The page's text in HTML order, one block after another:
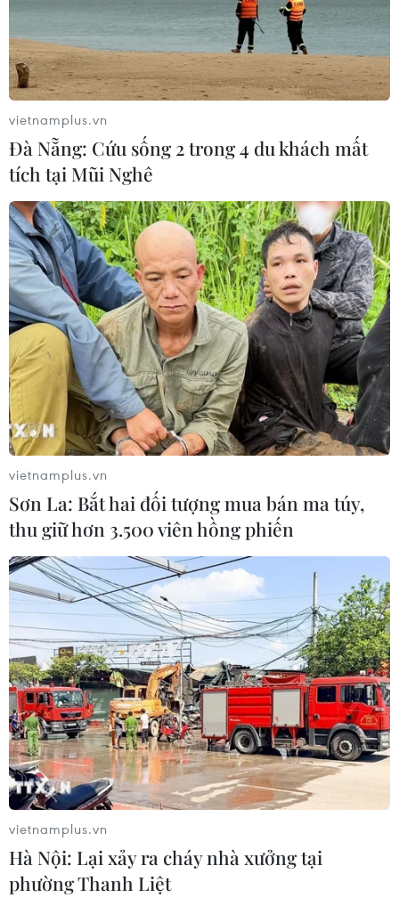
Hạn hán ở miền Nam châu Phi nghiêm
trọng nhất trong gần 40 năm qua
04/06/2019 00:20
Tổng lượng mưa tại các quốc gia thuộc Cộng đồng
phát triển miền Nam châu Phi (SADC) trong mùa vụ
2018-2019 đã giảm xuống mức thấp nhất kể từ năm
1982 .
Cách để châu Phi giải quyết vấn đề an
ninh lương thực
05/06/2019 14:39
Liên hợp quốc cho biết tính đến tháng 3/2019, khu vực
miền Nam châu Phi có khoảng 13 triệu người không đủ
lương thực và cần được hỗ trợ.
vietnamplus.vn
Đà Nẵng: Cứu sống 2 trong 4 du khách mất
tích tại Mũi Nghê
vietnamplus.vn
Sơn La: Bắt hai đối tượng mua bán ma túy,
thu giữ hơn 3.500 viên hồng phiến
vietnamplus.vn
Hà Nội: Lại xảy ra cháy nhà xưởng tại
phường Thanh Liệt